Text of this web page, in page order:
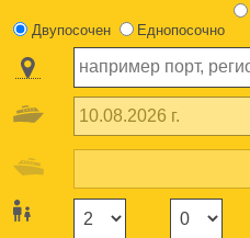
Двупосочен Еднопосочно